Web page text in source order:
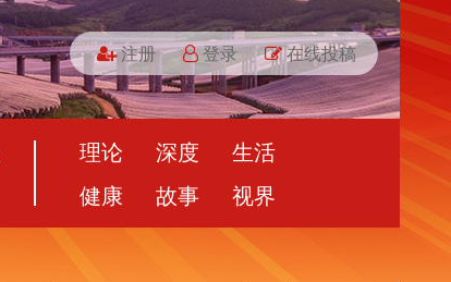
注册 登录 在线投稿
理论 深度
生活
健康
故事 视界